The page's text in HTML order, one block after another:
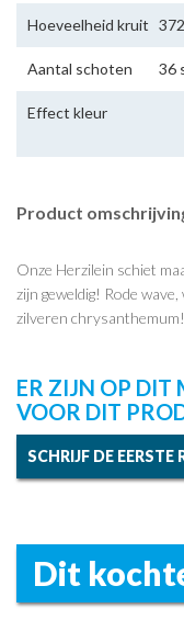
Hoeveelheid kruit
Aantal schoten 36
Effect kleur
Product
Onze Herzilein schiet
zijn geweldig! Rode
zilveren chrysanthemum!
ER ZIJN OP DIT
VOOR DIT
SCHRIJF DE EERSTE
Dit